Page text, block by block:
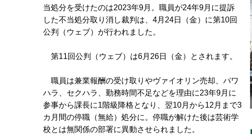
当処分を受けたのは2023年9月。職員が24年9月に提訴
した不当処分取り消し裁判は、4月24日（金）に第10回
公判（ウェブ）が行われました。
第11回公判（ウェブ）は6月26日（金）とされます。
職員は兼業報酬の受け取りやヴァイオリン売却、パワ
ハラ、セクハラ、勤務時間不足などを理由に23年9月に
参事から課長に1階級降格となり、翌10月から12月まで3
カ月間の停職（無給）処分に。停職が解けた後は芸術学
校とは無関係の部署に異動させられました。